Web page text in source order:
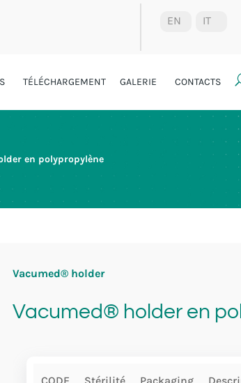
EN IT
TÉLÉCHARGEMENT GALERIE CONTACTS
en polypropylène
Vacumed® holder
Vacumed® holder en